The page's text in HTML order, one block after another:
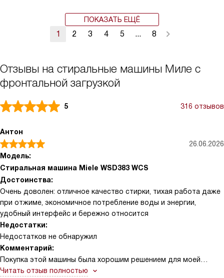
ПОКАЗАТЬ ЕЩЁ
1 2 3 4 5 ... 8
Отзывы на стиральные машины Миле с
фронтальной загрузкой
5 316 отзывов
Антон
26.06.2026
Модель:
Стиральная машина Miele WSD383 WCS
Достоинства:
Очень доволен: отличное качество стирки, тихая работа даже
при отжиме, экономичное потребление воды и энергии,
удобный интерфейс и бережно относится
Недостатки:
Недостатков не обнаружил
Комментарий:
Покупка этой машины была хорошим решением для моей
семьи. У неё стильный и лаконичный дизайн, который легко
Читать отзыв полностью